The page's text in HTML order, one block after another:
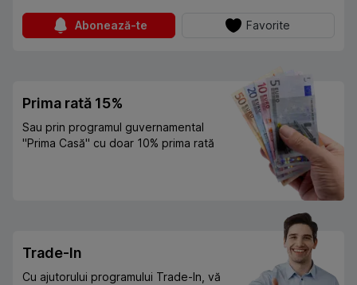
Abonează-te Favorite
Prima rată 15%
Sau prin programul guvernamental
"Prima Casă" cu doar 10% prima rată
Trade-In
Cu ajutorului programului Trade-In, vă